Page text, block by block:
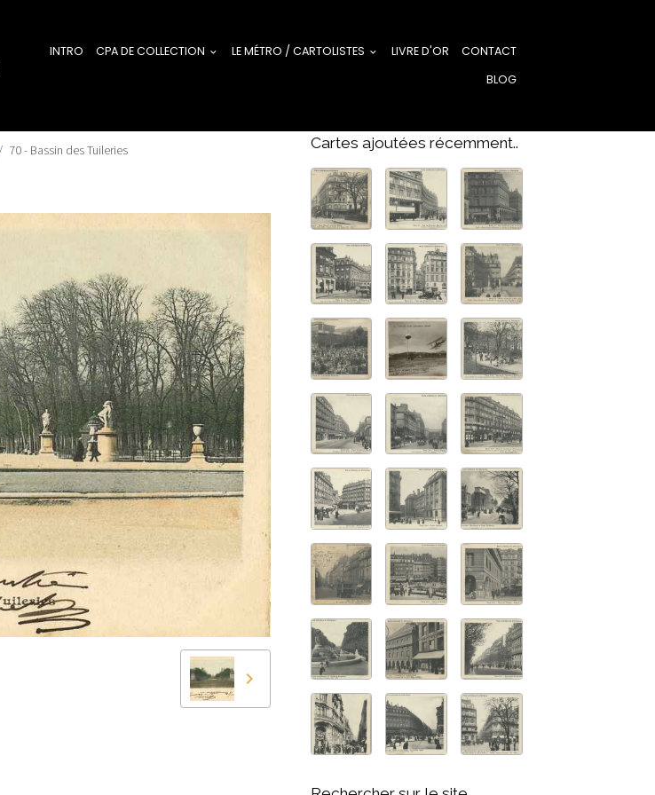
INTRO CPA DE COLLECTION LE MÉTRO / CARTOLISTES LIVRE D'OR
CONTACT
BLOG
70 - Bassin des Tuileries Cartes ajoutées récemment..